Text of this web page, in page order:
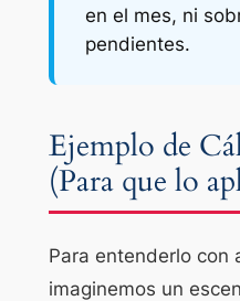
en el mes, ni
pendientes.
Ejemplo de
(Para que lo
Para entenderlo con
imaginemos un